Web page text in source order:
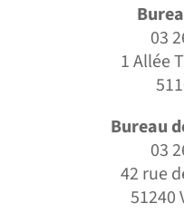
03
1 Allée
Bureau
03
42 rue
51240